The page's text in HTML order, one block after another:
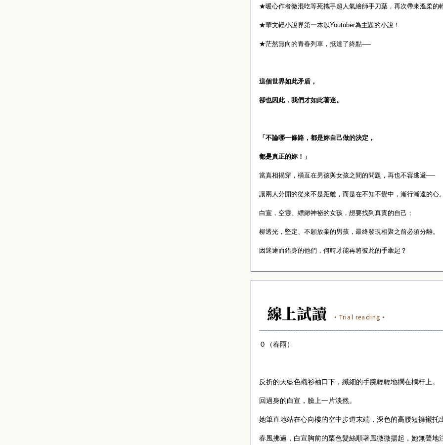
★暖心作者微混吃等死攜手超人氣繪師手刀葉，再次帶來溫柔的
★華文輕小說界第一本以Youtuber為主題的小說！
★茫然無向的青春列車，抵達了終點──
這個世界如此矛盾，
卻也因此，我們才如此著迷。
「不論哪一條路，都是妳自己做的決定，
都是真正的妳！」
當真相揭穿，橫亙在男孩與女孩之間的問題，再也不容逃避──
讓兩人分開的從來不是距離，而是在不知不覺中，漸行漸遠的心
白宣，空靈、縹緲神祕的女孩，想要找到真實的自己；
柳透光，堅定、不願放棄的男孩，最終發現相聚之前必須分離。
因迷途而錯身的他們，何時才能再將彼此的手牽起？
線上試讀 ·Trial reading·
０（春雨）
反折的天藍色襯衫袖口下，纖細的手腕輕輕地擱在欄杆上。
回過身的白宣，臉上一片淡然。
她筆直地站在心向樓的空中步道末端，深色的高腰短褲襯托
春風拂過，白宣胸前的栗色髮絲順著風微微揚起，她無聲地